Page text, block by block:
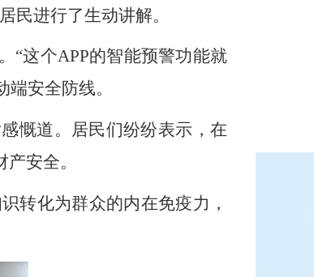
民进行了生动讲解。
“这个APP的智能预警功能就
安全防线。
慨道。居民们纷纷表示，在
安全。
转化为群众的内在免疫力，